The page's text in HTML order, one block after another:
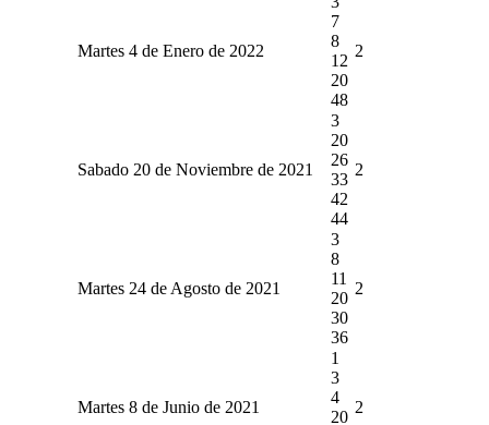
Martes 4 de Enero de 2022
7
8
12
20
48
2
Sabado 20 de Noviembre de 2021
3
20
26
33
42
44
2
Martes 24 de Agosto de 2021
3
8
11
20
30
36
2
Martes 8 de Junio de 2021
1
3
4
20
2